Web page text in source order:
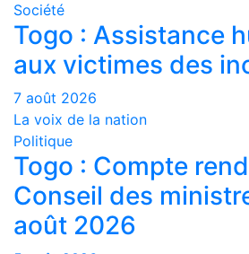
Société
Togo : Assistance
aux victimes des
7 août 2026
La voix de la nation
Politique
Togo : Compte
Conseil des
août 2026